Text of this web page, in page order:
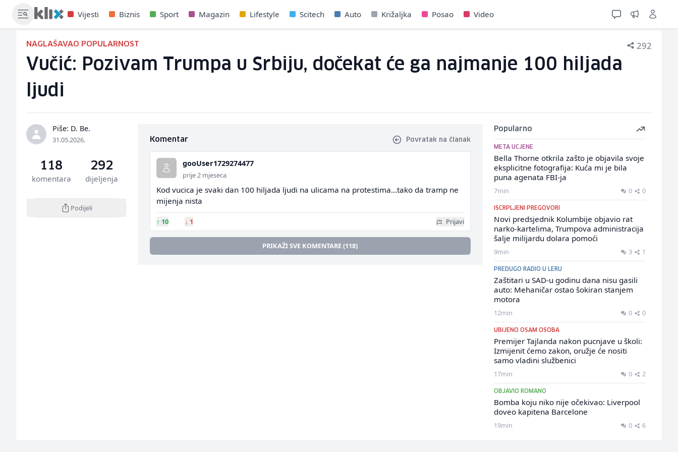
Vijesti Biznis Sport Magazin Lifestyle Scitech Auto Križaljka Posao Video
NAGLAŠAVAO POPULARNOST 292
Vučić: Pozivam Trumpa u Srbiju, dočekat će ga najmanje 100 hiljada
ljudi
Piše: D. Be.
31.05.2026.
118
komentara
292
dijeljenja
Podijeli
Komentar Povratak na članak
gooUser1729274477
prije 2 mjeseca
Kod vucica je svaki dan 100 hiljada ljudi na ulicama na protestima...tako da tramp ne
mijenja nista
↑ 10 ↓ 1 Prijavi
PRIKAŽI SVE KOMENTARE (118)
Popularno
META UCJENE
Bella Thorne otkrila zašto je objavila svoje
eksplicitne fotografija: Kuća mi je bila
puna agenata FBI-ja
7min 0 0
ISCRPLJENI PREGOVORI
Novi predsjednik Kolumbije objavio rat
narko-kartelima, Trumpova administracija
šalje milijardu dolara pomoći
9min 3 1
PREDUGO RADIO U LERU
Zaštitari u SAD-u godinu dana nisu gasili
auto: Mehaničar ostao šokiran stanjem
motora
12min 0 0
UBIJENO OSAM OSOBA
Premijer Tajlanda nakon pucnjave u školi:
Izmijenit ćemo zakon, oružje će nositi
samo vladini službenici
17min 0 2
OBJAVIO ROMANO
Bomba koju niko nije očekivao: Liverpool
doveo kapitena Barcelone
19min 0 6